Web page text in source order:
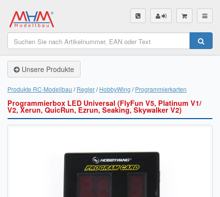
SHOP
Unsere Produkte
Servo Finder
BL-Motor Finder
Räder Finder
Luftschrauben Finder
Unsere Produkte
Produkte RC-Modellbau Regler HobbyWing Programmierkarten
Programmierbox LED Universal (FlyFun V5, Platinum V1/
V2, Xerun, QuicRun, Ezrun, Seaking, Skywalker V2)